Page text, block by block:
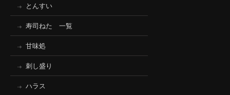
とんすい
寿司ねた 一覧
甘味処
刺し盛り
ハラス